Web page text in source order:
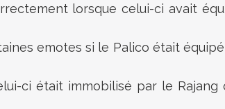
lorsque celui-ci avait
emotes si le Palico était
ci était immobilisé par le Rajang